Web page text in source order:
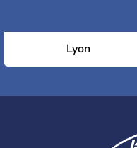
Lyon